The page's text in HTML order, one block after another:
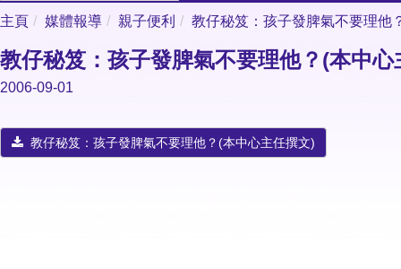
主頁 媒體報導 親子便利 教仔秘笈：孩子發脾氣不要理他
教仔秘笈：孩子發脾氣不要理他？(本中心
2006-09-01
教仔秘笈：孩子發脾氣不要理他？(本中心主任撰文)